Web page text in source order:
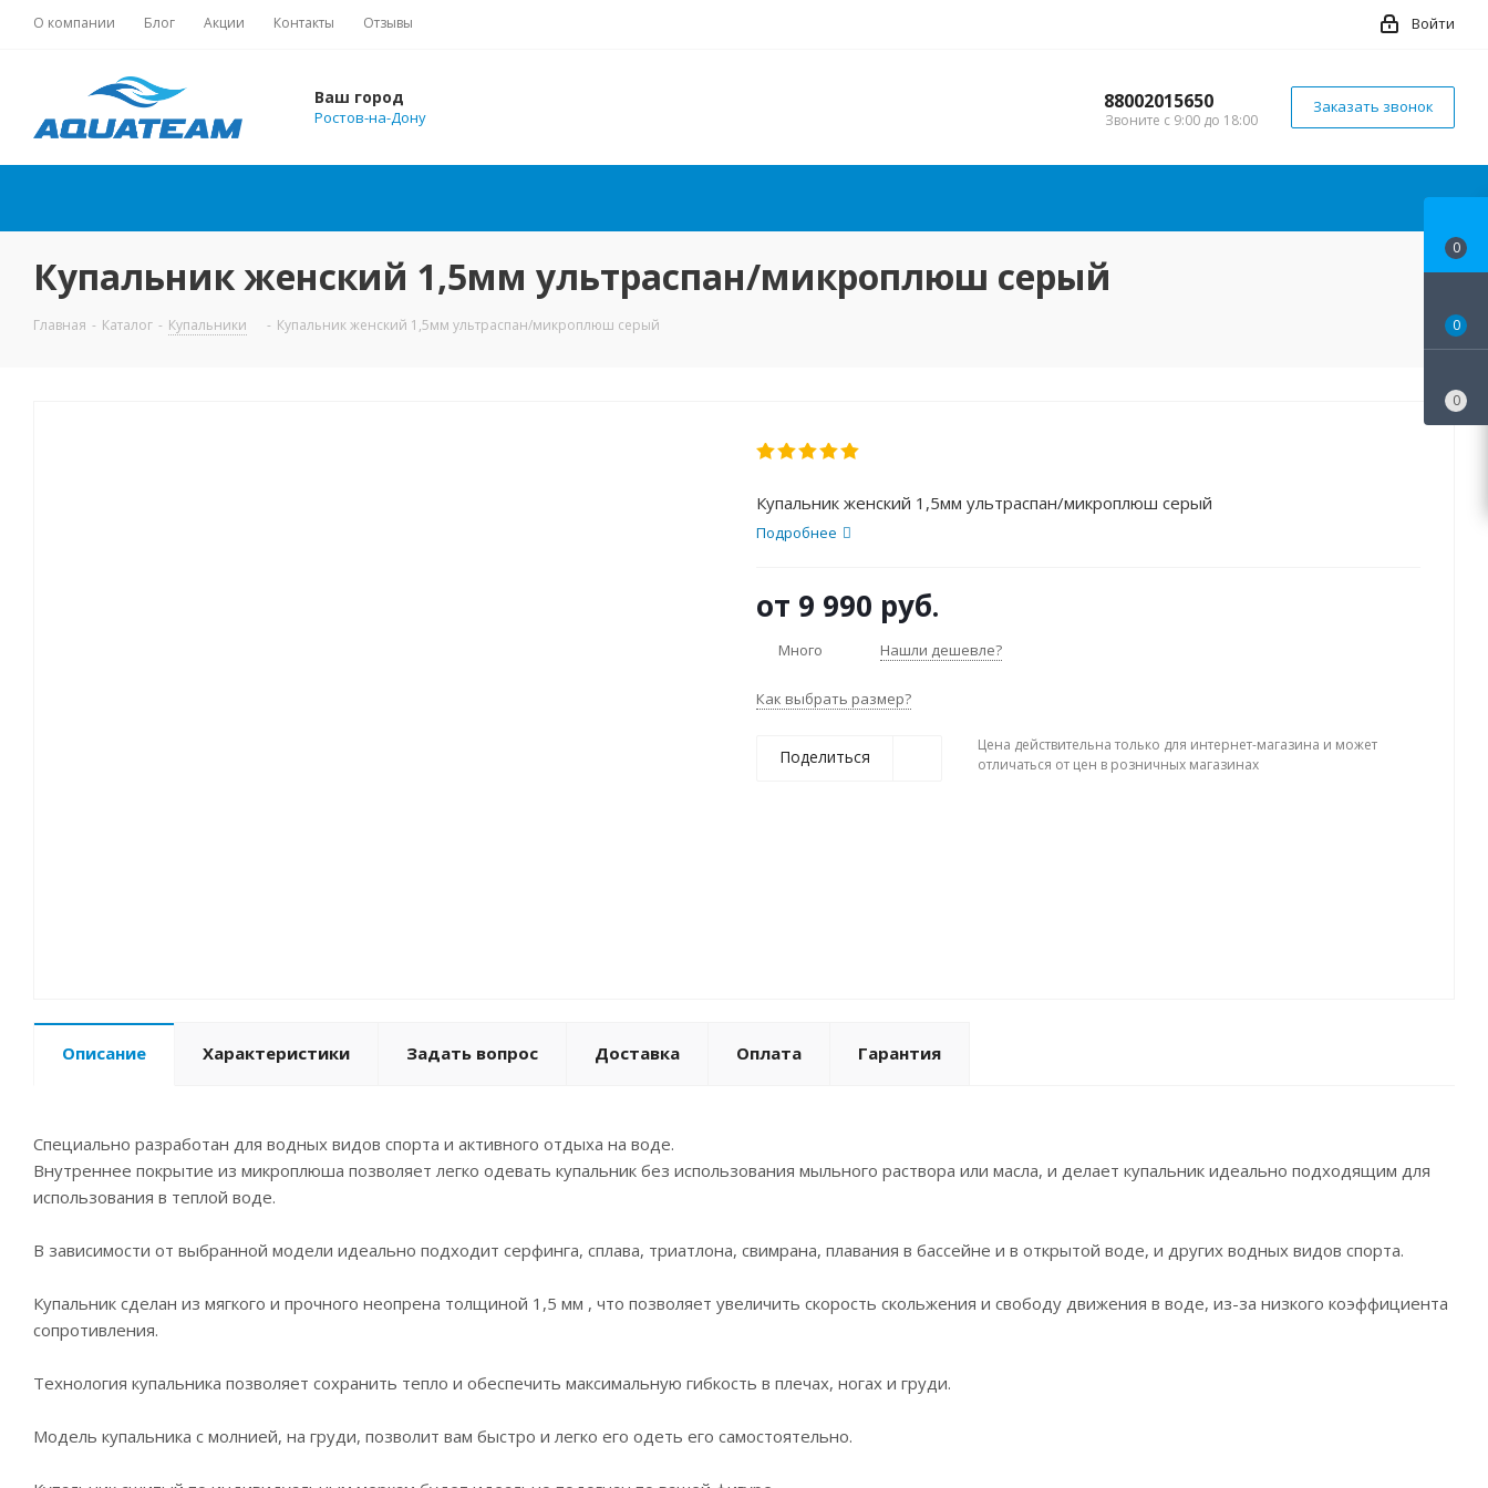
О компании Блог Акции Контакты Отзывы Войти
Ваш город
Ростов-на-Дону
88002015650
Звоните с 9:00 до 18:00
Заказать звонок
Купальник женский 1,5мм ультраспан/микроплюш серый
Главная - Каталог - Купальники - Купальник женский 1,5мм ультраспан/микроплюш серый
Купальник женский 1,5мм ультраспан/микроплюш серый
Подробнее
от 9 990 руб.
Много Нашли дешевле?
Как выбрать размер?
Поделиться
Цена действительна только для интернет-магазина и может
отличаться от цен в розничных магазинах
Описание Характеристики Задать вопрос Доставка Оплата Гарантия
Специально разработан для водных видов спорта и активного отдыха на воде.
Внутреннее покрытие из микроплюша позволяет легко одевать купальник без использования мыльного раствора или масла, и делает купальник идеально подходящим для
использования в теплой воде.
В зависимости от выбранной модели идеально подходит серфинга, сплава, триатлона, свимрана, плавания в бассейне и в открытой воде, и других водных видов спорта.
Купальник сделан из мягкого и прочного неопрена толщиной 1,5 мм , что позволяет увеличить скорость скольжения и свободу движения в воде, из-за низкого коэффициента
сопротивления.
Технология купальника позволяет сохранить тепло и обеспечить максимальную гибкость в плечах, ногах и груди.
Модель купальника с молнией, на груди, позволит вам быстро и легко его одеть его самостоятельно.
0
0
0